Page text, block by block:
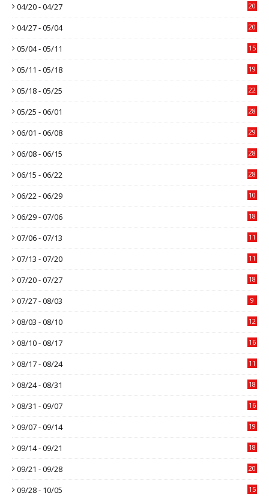
04/20 - 04/27 20
04/27 - 05/04 20
05/04 - 05/11 15
05/11 - 05/18 19
05/18 - 05/25 22
05/25 - 06/01 28
06/01 - 06/08 29
06/08 - 06/15 28
06/15 - 06/22 28
06/22 - 06/29 10
06/29 - 07/06 18
07/06 - 07/13 11
07/13 - 07/20 11
07/20 - 07/27 18
07/27 - 08/03 9
08/03 - 08/10 12
08/10 - 08/17 16
08/17 - 08/24 11
08/24 - 08/31 18
08/31 - 09/07 16
09/07 - 09/14 19
09/14 - 09/21 18
09/21 - 09/28 20
09/28 - 10/05 15